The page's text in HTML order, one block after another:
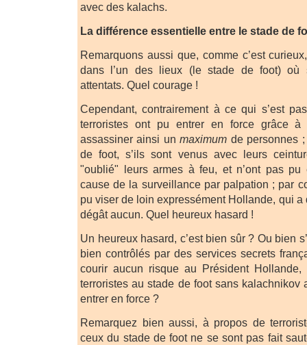
avec des kalachs.
La différence essentielle entre le stade de
Remarquons aussi que, comme c’est
dans l’un des lieux (le stade de foot) où
attentats. Quel courage !
Cependant, contrairement à ce qui s’est
terroristes ont pu entrer en force grâce à
assassiner ainsi unmaximum de personnes
de foot, s’ils sont venus avec leurs
"oublié" leurs armes à feu, et n’ont pas
cause de la surveillance par palpation ; par
pu viser de loin expressément Hollande, qui a
dégât aucun. Quel heureux hasard !
Un heureux hasard, c’est bien sûr ? Ou bien
bien contrôlés par des services secrets
courir aucun risque au Président Hollande,
terroristes au stade de foot sans kalachnikov
entrer en force ?
Remarquez bien aussi, à propos de
ceux du stade de foot ne se sont pas fait